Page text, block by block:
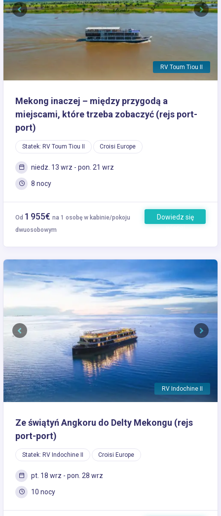
RV Toum Tiou II
Previous Next
Mekong inaczej – między przygodą a
miejscami, które trzeba zobaczyć (rejs port-
port)
Statek: RV Toum Tiou II Croisi Europe
niedz. 13 wrz - pon. 21 wrz
8 nocy
Od 1 955€ na 1 osobę w kabinie/pokoju
dwuosobowym
Dowiedz się
więcej
RV Indochine II
Previous Next
Ze świątyń Angkoru do Delty Mekongu (rejs
port-port)
Statek: RV Indochine II Croisi Europe
pt. 18 wrz - pon. 28 wrz
10 nocy